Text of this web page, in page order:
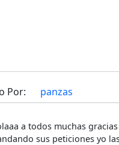
Por: panzas
a todos muchas
sus peticiones yo